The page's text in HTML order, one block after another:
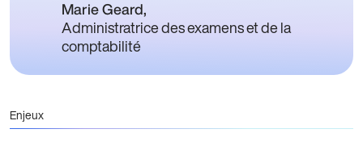
Marie Geard,
Administratrice des examens et de la
comptabilité
Enjeux